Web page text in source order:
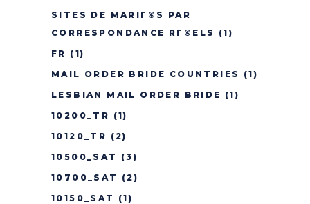
SITES DE MARIГ©S PAR
CORRESPONDANCE RГ©ELS
(1)
FR (1)
MAIL ORDER BRIDE COUNTRIES
(1)
LESBIAN MAIL ORDER BRIDE (1)
10200_TR (1)
10120_TR (2)
10500_SAT
(3)
10700_SAT
(2)
10150_SAT
(1)